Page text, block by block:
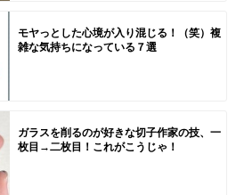
モヤっとした心境が入り混じる！（笑）複
雑な気持ちになっている７選
ガラスを削るのが好きな切子作家の技、一
枚目→二枚目！これがこうじゃ！